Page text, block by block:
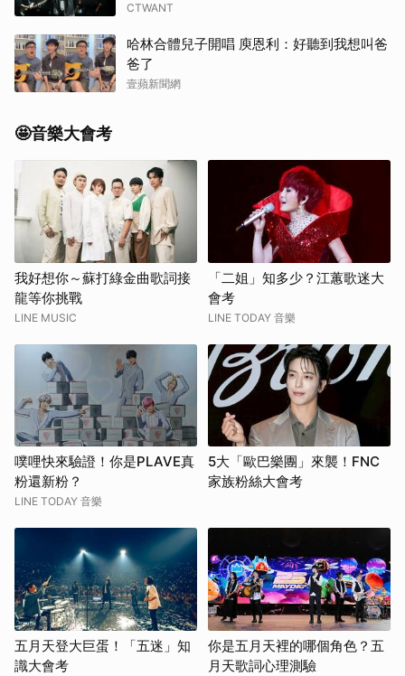
CTWANT
哈林合體兒子開唱 庾恩利：好聽到我想叫爸
爸了
壹蘋新聞網
🤩音樂大會考
我好想你～蘇打綠金曲歌詞接
龍等你挑戰
LINE MUSIC
「二姐」知多少？江蕙歌迷大
會考
LINE TODAY 音樂
噗哩快來驗證！你是PLAVE真
粉還新粉？
LINE TODAY 音樂
5大「歐巴樂團」來襲！FNC
家族粉絲大會考
五月天登大巨蛋！「五迷」知
識大會考
你是五月天裡的哪個角色？五
月天歌詞心理測驗